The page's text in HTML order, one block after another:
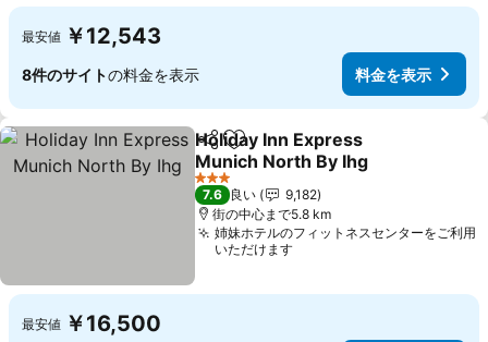
最安値 ￥12,543
8件のサイトの料金を表示 料金を表示
シェアお気に入りに追加
Holiday Inn Express
Munich North By Ihg
料金を表示
3 ホテルのランク
7.6 良い
9,182
街の中心まで5.8 km
姉妹ホテルのフィットネスセンターをご利用
いただけます
最安値 ￥16,500